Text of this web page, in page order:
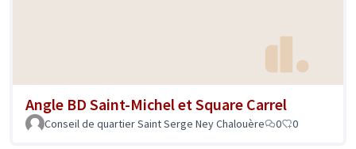
Angle BD Saint-Michel et Square Carrel
Conseil de quartier Saint Serge Ney Chalouère 0 0